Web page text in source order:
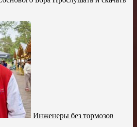
Инженеры без тормозов